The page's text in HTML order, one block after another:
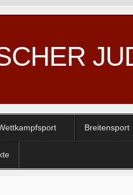
Breitensport